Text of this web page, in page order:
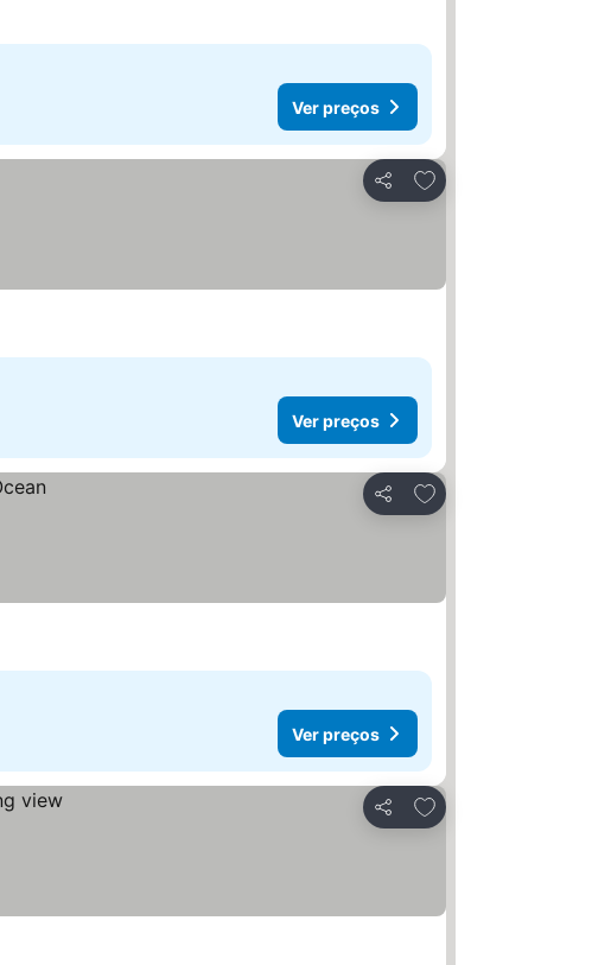
Ver preços
Partilhar
Adicionar aos favoritos
Ver preços
Partilhar
Adicionar aos favoritos
Ver preços
Partilhar
Adicionar aos favoritos